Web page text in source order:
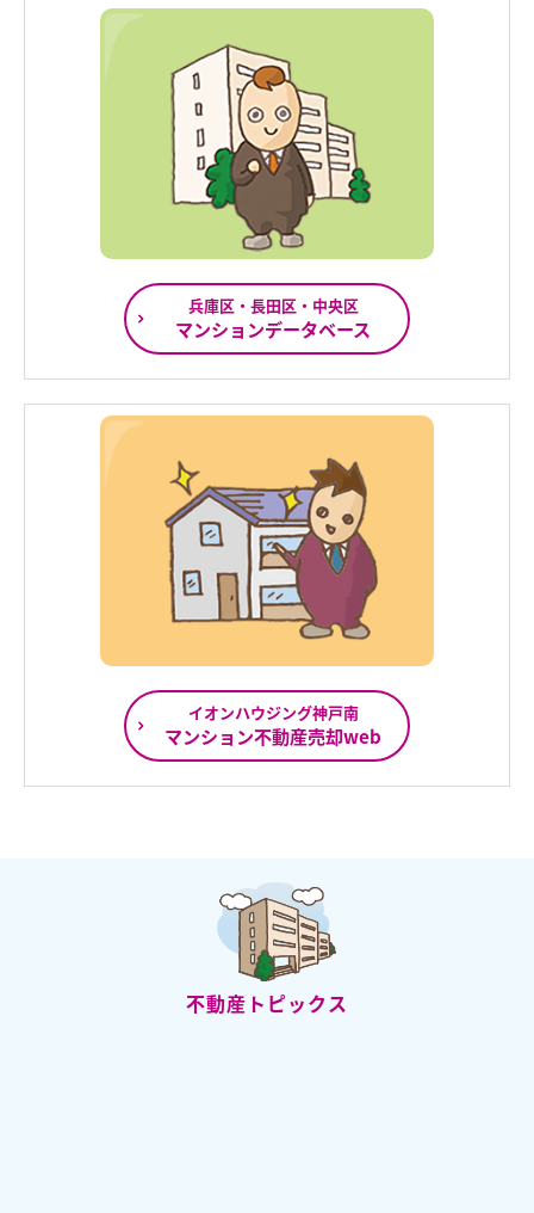
兵庫区・長田区・中央区
マンションデータベース
イオンハウジング神戸南
マンション不動産売却web
不動産トピックス